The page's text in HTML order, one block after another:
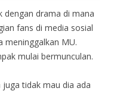
dengan drama di mana
fans di media sosial
meninggalkan MU.
mulai bermunculan.
juga tidak mau dia ada